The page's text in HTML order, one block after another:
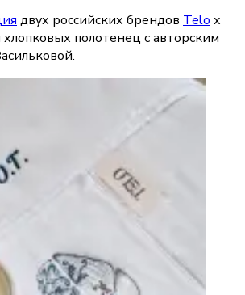
двух российских брендов Telo
полотенец c авторским